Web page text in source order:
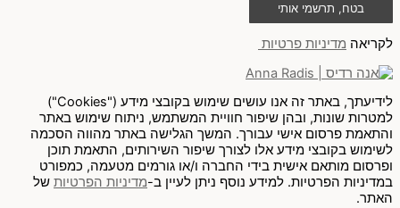
בטח, תרשמי אותי
לקריאה מדיניות פרטיות
לידיעתך, באתר זה אנו עושים שימוש בקובצי מידע ("Cookies")
למטרות שונות, ובהן שיפור חוויית המשתמש, ניתוח שימוש באתר
והתאמת פרסום אישי עבורך. המשך הגלישה באתר מהווה הסכמה
לשימוש בקובצי מידע אלו לצורך שיפור השירותים, התאמת תוכן
ופרסום מותאם אישית בידי החברה ו/או גורמים מטעמה, כמפורט
במדיניות הפרטיות. למידע נוסף ניתן לעיין ב-מדיניות הפרטיות של
האתר.